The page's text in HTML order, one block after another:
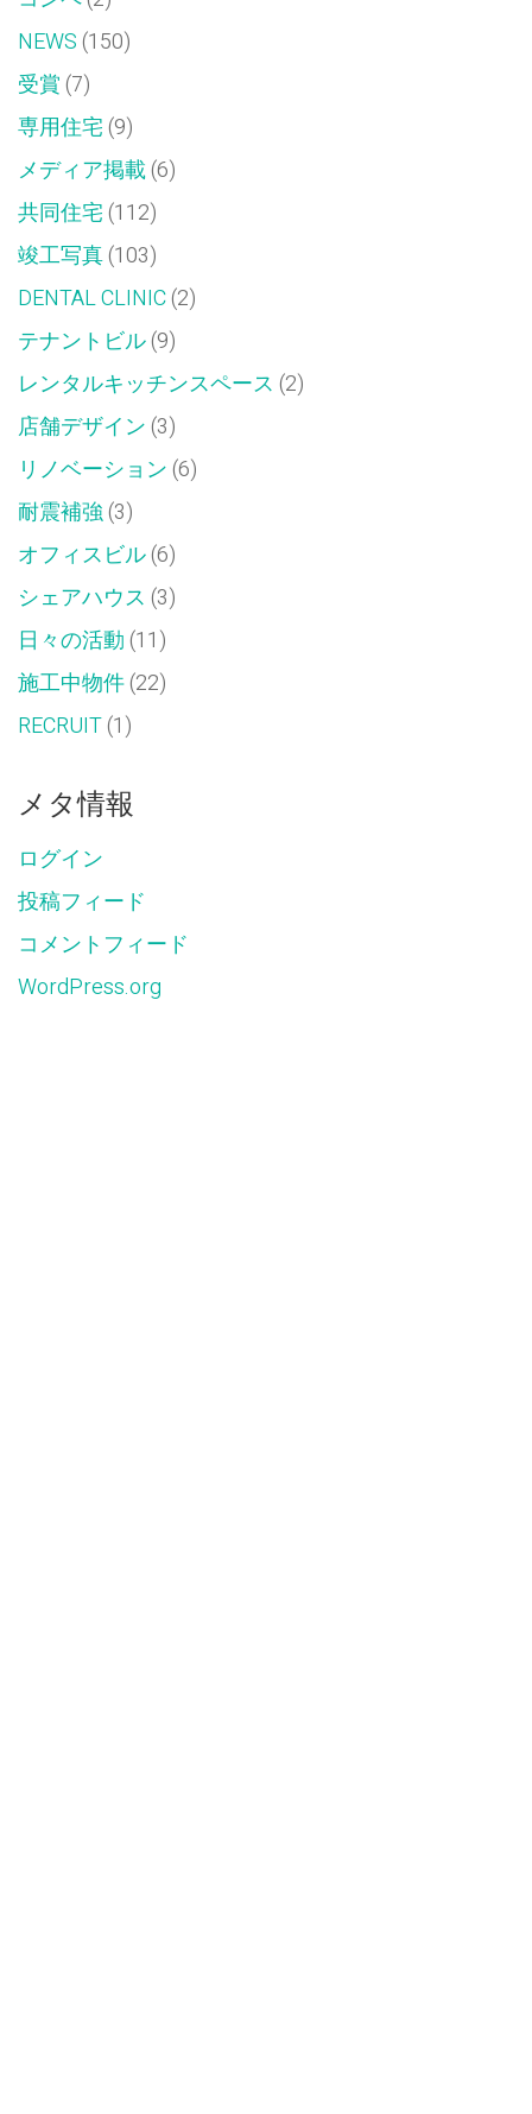
NEWS(150)
受賞(7)
専用住宅(9)
メディア掲載(6)
共同住宅(112)
竣工写真(103)
DENTAL CLINIC(2)
テナントビル(9)
レンタルキッチンスペース (2)
店舗デザイン(3)
リノベーション(6)
耐震補強(3)
オフィスビル(6)
シェアハウス (3)
日々の活動(11)
施工中物件(22)
RECRUIT(1)
メタ情報
ログイン
投稿フィード
コメントフィード
WordPress.org